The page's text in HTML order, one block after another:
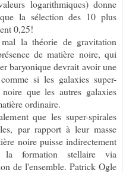
logarithmiques) donne
la sélection des 10 plus
0,25!
la théorie de gravitation
de matière noire, qui
baryonique devrait avoir une
si les galaxies super-
que les autres galaxies
ordinaire.
que les super-spirales
par rapport à leur masse
noire puisse indirectement
formation stellaire via
de l'ensemble. Patrick Ogle